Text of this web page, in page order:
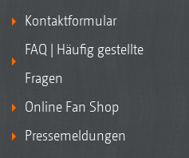
Kontaktformular
FAQ | Häufig gestellte
Fragen
Online Fan Shop
Pressemeldungen